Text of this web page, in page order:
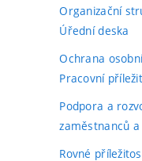
Organizační
Úřední deska
Ochrana
Pracovní
Podpora a
zaměstnanců
Rovné